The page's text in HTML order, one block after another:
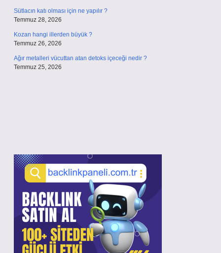
Sütlacın katı olması için ne yapılır ?
Temmuz 28, 2026
Kozan hangi illerden büyük ?
Temmuz 26, 2026
Ağır metalleri vücuttan atan detoks içeceği nedir ?
Temmuz 25, 2026